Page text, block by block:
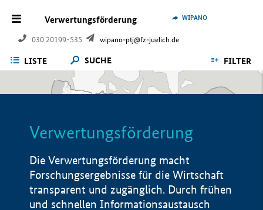
Verwertungsförderung
030 20199-535 wipano-ptj@fz-juelich.de
WIPANO
LISTE SUCHE FILTER
Verwertungsförderung
Die Verwertungsförderung macht
Forschungsergebnisse für die Wirtschaft
transparent und zugänglich. Durch frühen
und schnellen Informationsaustausch